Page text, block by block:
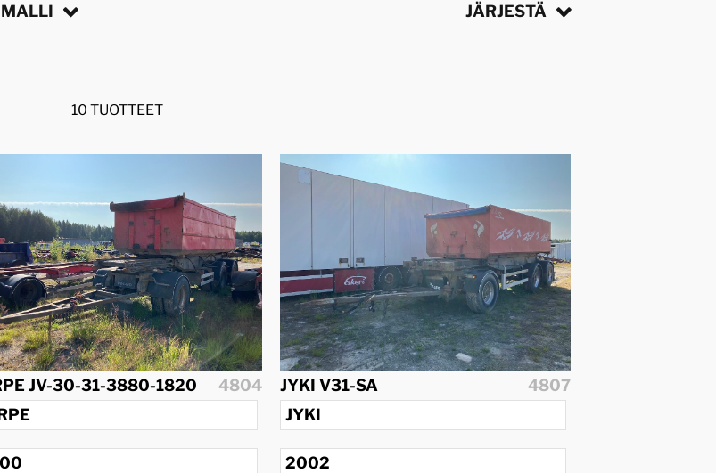
JÄRJESTÄ
10 TUOTTEET
JV-30-31-3880-1820
4804
JYKI V31-SA
4807
JYKI
2002